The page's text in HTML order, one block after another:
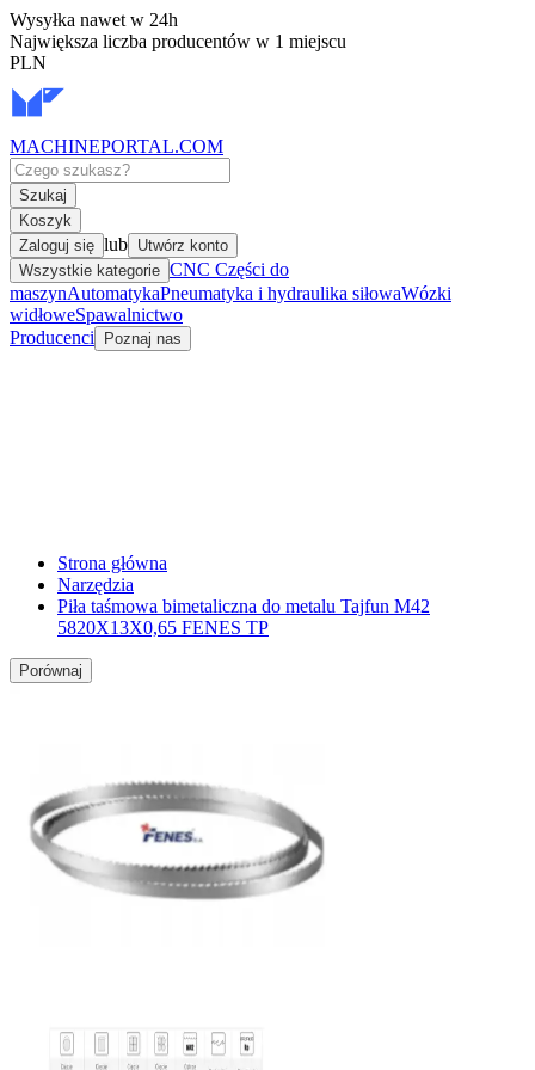
Wysyłka nawet w 24h
Największa liczba producentów w 1 miejscu
PLN
MACHINEPORTAL.COM
Szukaj
Koszyk
Zaloguj się lub Utwórz konto
Wszystkie kategorie CNC Części do
maszynAutomatykaPneumatyka i hydraulika siłowaWózki
widłoweSpawalnictwo
Producenci
Poznaj nas
Strona główna
Narzędzia
Piła taśmowa bimetaliczna do metalu Tajfun M42
5820X13X0,65 FENES TP
Porównaj